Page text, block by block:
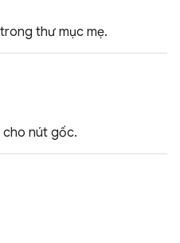
thư mục mẹ.
cho nút gốc.